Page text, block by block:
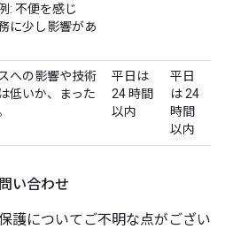
: 不便を感じ
に少し影響があ
への影響や技術
低いか、まった
平日は
24 時間
以内
平日
は 24
時間
以内
い合わせ
護についてご不明な点がござい